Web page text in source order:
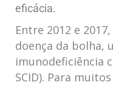
eficácia.
Entre 2012 e
doença da bolha,
imunodeficiência
SCID). Para